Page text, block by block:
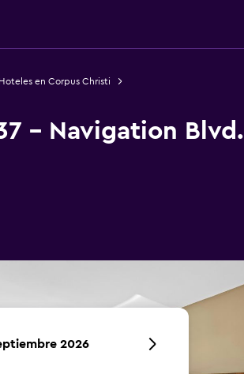
Hoteles en Corpus Christi
- Navigation Blvd.
2026